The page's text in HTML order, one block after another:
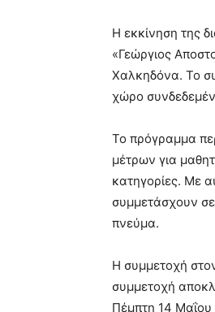
Η εκκίνηση της
«Γεώργιος
Χαλκηδόνα. Το
χώρο
Το πρόγραμμα
μέτρων για
κατηγορίες. Με
συμμετάσχουν σε
πνεύμα.
Η συμμετοχή
συμμετοχή
Πέμπτη 14 Μαΐου